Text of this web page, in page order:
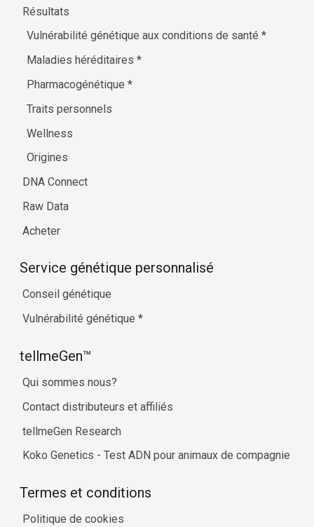
Résultats
Vulnérabilité génétique aux conditions de santé*
Maladies héréditaires*
Pharmacogénétique*
Traits personnels
Wellness
Origines
DNA Connect
Raw Data
Acheter
Service génétique personnalisé
Conseil génétique
Vulnérabilité génétique *
tellmeGen™
Qui sommes nous?
Contact distributeurs et affiliés
tellmeGen Research
Koko Genetics - Test ADN pour animaux de compagnie
Termes et conditions
Politique de cookies